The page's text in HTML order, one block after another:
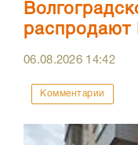
распродают
06.08.2026 14:42
Комментарии